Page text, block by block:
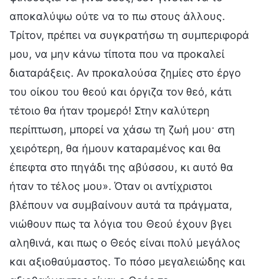
αποκαλύψω ούτε να το πω στους άλλους.
Τρίτον, πρέπει να συγκρατήσω τη συμπεριφορά
μου, να μην κάνω τίποτα που να προκαλεί
διαταράξεις. Αν προκαλούσα ζημίες στο έργο
του οίκου του θεού και όργιζα τον θεό, κάτι
τέτοιο θα ήταν τρομερό! Στην καλύτερη
περίπτωση, μπορεί να χάσω τη ζωή μου· στη
χειρότερη, θα ήμουν καταραμένος και θα
έπεφτα στο πηγάδι της αβύσσου, κι αυτό θα
ήταν το τέλος μου». Όταν οι αντίχριστοι
βλέπουν να συμβαίνουν αυτά τα πράγματα,
νιώθουν πως τα λόγια του Θεού έχουν βγει
αληθινά, και πως ο Θεός είναι πολύ μεγάλος
και αξιοθαύμαστος. Το πόσο μεγαλειώδης και